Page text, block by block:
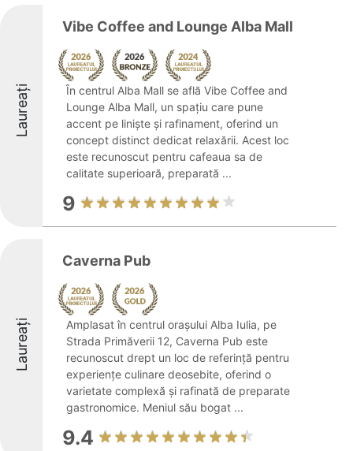
Laureați
Vibe Coffee and Lounge Alba Mall
În centrul Alba Mall se află Vibe Coffee and
Lounge Alba Mall, un spațiu care pune
accent pe liniște și rafinament, oferind un
concept distinct dedicat relaxării. Acest loc
este recunoscut pentru cafeaua sa de
calitate superioară, preparată ...
9
Laureați
Caverna Pub
Amplasat în centrul orașului Alba Iulia, pe
Strada Primăverii 12, Caverna Pub este
recunoscut drept un loc de referință pentru
experiențe culinare deosebite, oferind o
varietate complexă și rafinată de preparate
gastronomice. Meniul său bogat ...
9.4